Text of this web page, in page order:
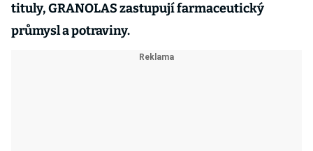
tituly, GRANOLAS zastupují farmaceutický
průmysl a potraviny.